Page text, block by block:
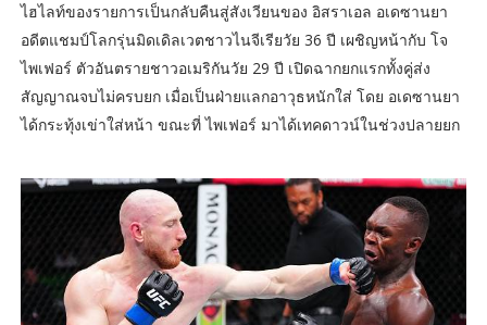
ไฮไลท์ของรายการเป็นกลับคืนสู่สังเวียนของ อิสราเอล อเดซานยา
อดีตแชมป์โลกรุ่นมิดเดิลเวตชาวไนจีเรียวัย 36 ปี เผชิญหน้ากับ โจ
ไพเฟอร์ ตัวอันตรายชาวอเมริกันวัย 29 ปี เปิดฉากยกแรกทั้งคู่ส่ง
สัญญาณจบไม่ครบยก เมื่อเป็นฝ่ายแลกอาวุธหนักใส่ โดย อเดซานยา
ได้กระทุ้งเข่าใส่หน้า ขณะที่ ไพเฟอร์ มาได้เทคดาวน์ในช่วงปลายยก